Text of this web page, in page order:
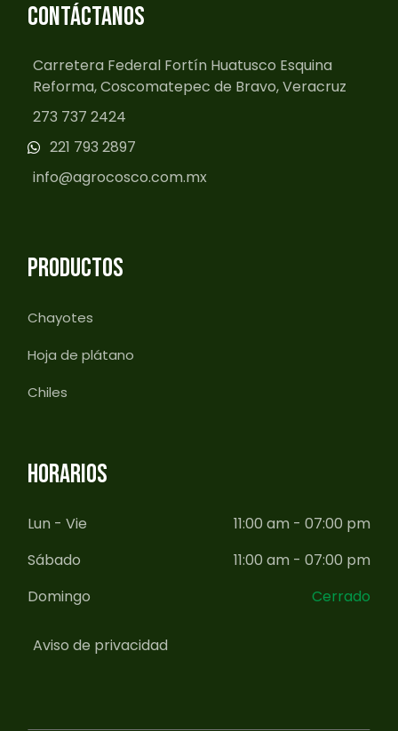
CONTÁCTANOS
Carretera Federal Fortín Huatusco Esquina
Reforma, Coscomatepec de Bravo, Veracruz
273 737 2424
221 793 2897
info@agrocosco.com.mx
PRODUCTOS
Chayotes
Hoja de plátano
Chiles
HORARIOS
Lun - Vie
11:00 am - 07:00 pm
Sábado
11:00 am - 07:00 pm
Domingo
Cerrado
Aviso de privacidad